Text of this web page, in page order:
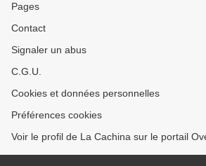
Pages
Contact
Signaler un abus
C.G.U.
Cookies et données personnelles
Préférences cookies
Voir le profil de La Cachina sur le portail